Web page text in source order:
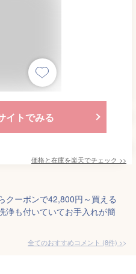
イトでみる
価格と在庫を楽天でチェック >>
クーポンで42,800円～買える
浄も付いていてお手入れが簡
全てのおすすめコメント (8件) >